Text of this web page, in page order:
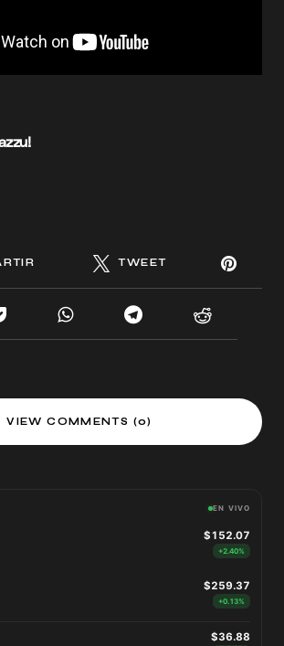
TWEET
VIEW COMMENTS (0)
EN VIVO
$152.07
+2.40%
$259.37
+0.13%
$36.88